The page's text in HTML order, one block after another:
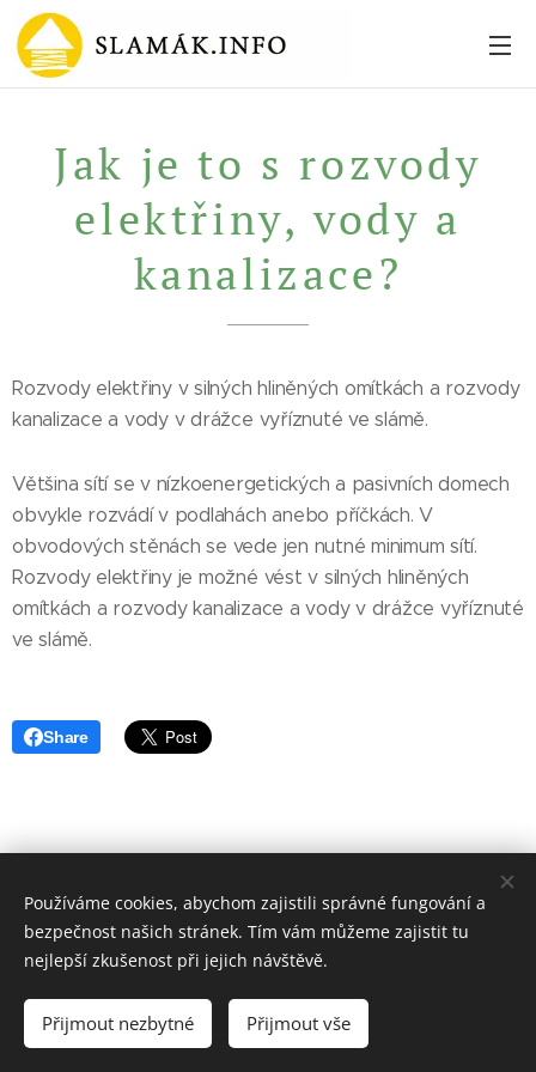
Jak je to s rozvody
elektřiny, vody a
kanalizace?
Rozvody elektřiny v silných hliněných omítkách a rozvody
kanalizace a vody v drážce vyříznuté ve slámě.
Většina sítí se v nízkoenergetických a pasivních domech
obvykle rozvádí v podlahách anebo příčkách. V
obvodových stěnách se vede jen nutné minimum sítí.
Rozvody elektřiny je možné vést v silných hliněných
omítkách a rozvody kanalizace a vody v drážce vyříznuté
ve slámě.
Share
Copyrights jsou brzdou pokroku. Vše zde je k volnému šíření.
Jen prosíme o uvádění autorů. |Ochrana soukromí
Facebook| E-mail:danielgrmela@slamak.info
službouWebnode
Cookies
Používáme cookies, abychom zajistili správné fungování a
bezpečnost našich stránek. Tím vám můžeme zajistit tu
nejlepší zkušenost při jejich návštěvě.
Přijmout nezbytné Přijmout vše